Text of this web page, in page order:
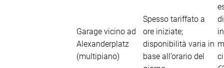
Garage vicino ad
Alexanderplatz
(multipiano)
Spesso tariffato a
ore iniziate;
disponibilità varia in
base all’orario del
di